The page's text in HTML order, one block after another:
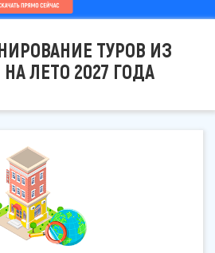
ТУРОВ ИЗ
ЛЕТО 2027 ГОДА